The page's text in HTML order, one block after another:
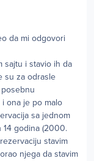
da mi odgovori
sajtu i stavio ih da
su za odrasle
ona je po malo
sa jednom
14 godina (2000.
stavim
njega da stavim